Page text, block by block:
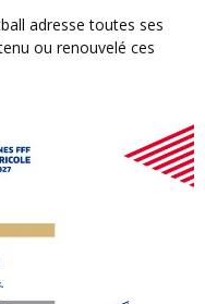
ou renouvelé ces